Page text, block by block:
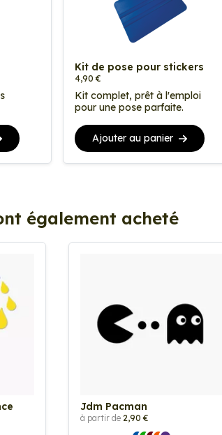
Kit de pose pour stickers
4,90 €
Kit complet, prêt à l'emploi
pour une pose parfaite.
Ajouter au panier
également acheté
Jdm Pacman
à partir de 2,90 €